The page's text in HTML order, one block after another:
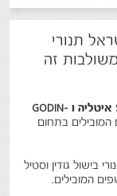
תנורי
זה
היבואן הרשמי בישראל של המותג STEEL-CUCINE איטליה ו -GODIN
בתחום
בישול גודין וסטיל
המובילים.